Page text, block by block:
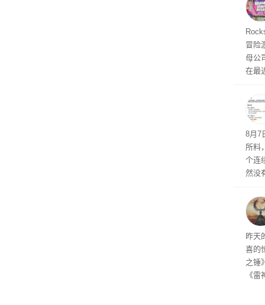
命令
起
防御
气将
发效
期
冒险
母公
在最
ss
悄
8月7
所料
个连
然没
有
着——
线
昨天
喜的
之锤
《